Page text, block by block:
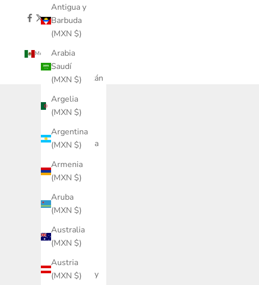
Antigua y
Barbuda
(MXN $)
Arabia
Saudí
(MXN $)
Argelia
(MXN $)
Argentina
(MXN $)
Armenia
(MXN $)
Aruba
(MXN $)
Australia
(MXN $)
Austria
(MXN $)
México (MXN $)
Afganistán
Albania
Alemania
Andorra
Angola
Anguila
Antigua y